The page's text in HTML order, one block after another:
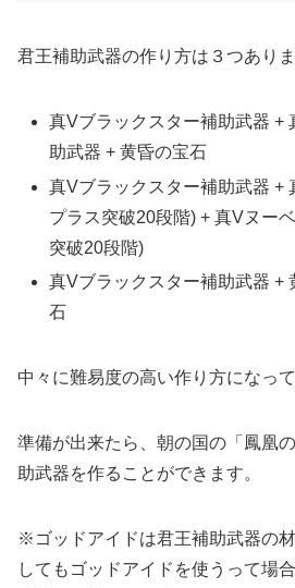
君王補助武器の作り方は３つありま
真Vブラックスター補助武器 +
助武器 + 黄昏の宝石
真Vブラックスター補助武器 +
プラス突破20段階) + 真Vヌー
突破20段階)
真Vブラックスター補助武器 +
石
中々に難易度の高い作り方になって
準備が出来たら、朝の国の「鳳凰
助武器を作ることができます。
※ゴッドアイドは君王補助武器の
してもゴッドアイドを使うって場